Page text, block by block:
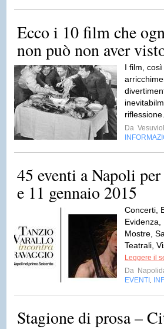
Ecco i 10 film che
non può non aver
I film,
riflessione.
Da
45 eventi a Napoli
e 11 gennaio 2015
Concerti,
Evidenza,
Mostre,
Teatrali,
Leggere il
Da
EVENTI
Stagione di prosa –